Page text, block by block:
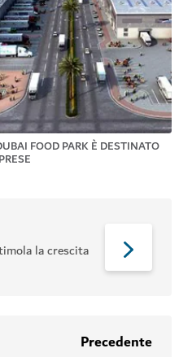
FOOD PARK È DESTINATO
la crescita
Precedente